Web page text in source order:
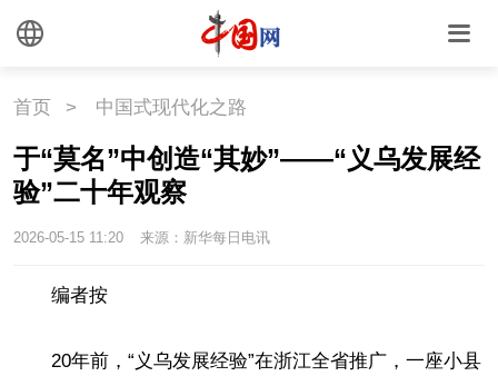
首页 > 中国式现代化之路
于“莫名”中创造“其妙”——“义乌发展经
验”二十年观察
2026-05-15 11:20 来源：新华每日电讯
编者按
20年前，“义乌发展经验”在浙江全省推广，一座小县